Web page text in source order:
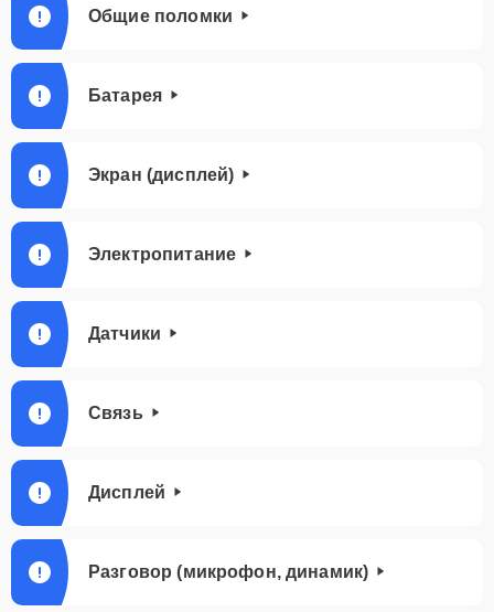
Общие поломки
Батарея
Экран (дисплей)
Электропитание
Датчики
Связь
Дисплей
Разговор (микрофон, динамик)